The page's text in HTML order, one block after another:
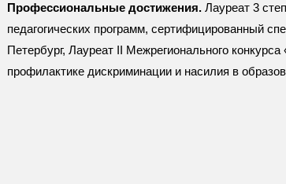
Профессиональные достижения. Лауреат 3
педагогических программ, сертифицированный
Петербург, Лауреат II Межрегионального
профилактике дискриминации и насилия в